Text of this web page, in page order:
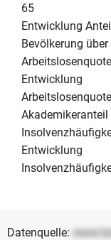
65
Entwicklung
Bevölkerung über
Arbeitslosenquote
Entwicklung
Arbeitslosenquote
Akademikeranteil
Entwicklung
Datenquelle: